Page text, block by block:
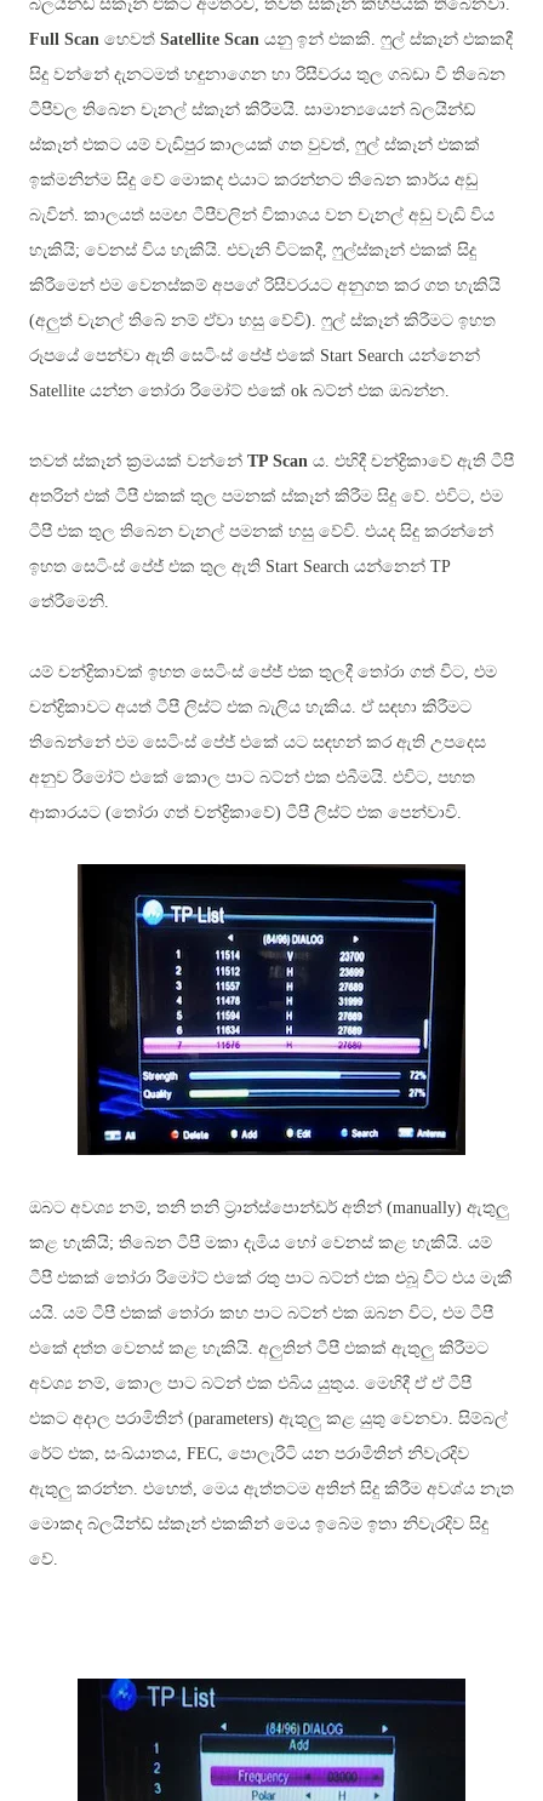
බ්ලයින්ඩ් ස්කෑන් එකට අමතරව, තවත් ස්කෑන් කිහිපයක් තිබෙනවා.
Full Scan හෙවත් Satellite Scan යනු ඉන් එකකි. ෆුල් ස්කෑන් එකකදී
සිදු වන්නේ දැනටමත් හඳුනාගෙන හා රිසීවරය තුල ගබඩා වී තිබෙන
ටීපීවල තිබෙන චැනල් ස්කෑන් කිරීමයි. සාමාන්‍යයෙන් බ්ලයින්ඩ්
ස්කෑන් එකට යම් වැඩිපුර කාලයක් ගත වුවත්, ෆුල් ස්කෑන් එකක්
ඉක්මනින්ම සිදු වේ මොකද එයාට කරන්නට තිබෙන කාර්ය අඩු
බැවින්. කාලයත් සමඟ ටීපීවලින් විකාශය වන චැනල් අඩු වැඩි විය
හැකියි; වෙනස් විය හැකියි. එවැනි විටකදී, ෆුල්ස්කෑන් එකක් සිදු
කිරීමෙන් එම වෙනස්කම් අපගේ රිසීවරයට අනුගත කර ගත හැකියි
(අලුත් චැනල් තිබේ නම් ඒවා හසු වේවි). ෆුල් ස්කෑන් කිරීමට ඉහත
රූපයේ පෙන්වා ඇති සෙටිංස් පේජ් එකේ Start Search යන්නෙන්
Satellite යන්න තෝරා රිමෝට් එකේ ok බට්න් එක ඔබන්න.
තවත් ස්කෑන් ක්‍රමයක් වන්නේ TP Scan ය. එහිදී චන්ද්‍රිකාවේ ඇති ටීපී
අතරින් එක් ටීපී එකක් තුල පමනක් ස්කෑන් කිරීම සිදු වේ. එවිට, එම
ටීපී එක තුල තිබෙන චැනල් පමනක් හසු වේවි. එයද සිදු කරන්නේ
ඉහත සෙටිංස් පේජ් එක තුල ඇති Start Search යන්නෙන් TP
තේරීමෙනි.
යම් චන්ද්‍රිකාවක් ඉහත සෙටිංස් පේජ් එක තුලදී තෝරා ගත් විට, එම
චන්ද්‍රිකාවට අයත් ටීපී ලිස්ට් එක බැලිය හැකිය. ඒ සඳහා කිරීමට
තිබෙන්නේ එම සෙටිංස් පේජ් එකේ යට සඳහන් කර ඇති උපදෙස
අනුව රිමෝට් එකේ කොල පාට බට්න් එක එබීමයි. එවිට, පහත
ආකාරයට (තෝරා ගත් චන්ද්‍රිකාවේ) ටීපී ලිස්ට් එක පෙන්වාවි.
ඔබට අවශ්‍ය නම්, තනි තනි ට්‍රාන්ස්පොන්ඩර් අතින් (manually) ඇතුලු
කළ හැකියි; තිබෙන ටීපී මකා දැමිය හෝ වෙනස් කළ හැකියි. යම්
ටීපී එකක් තෝරා රිමෝට් එකේ රතු පාට බට්න් එක එබූ විට එය මැකී
යයි. යම් ටීපී එකක් තෝරා කහ පාට බට්න් එක ඔබන විට, එම ටීපී
එකේ දත්ත වෙනස් කළ හැකියි. අලුතින් ටීපී එකක් ඇතුලු කිරීමට
අවශ්‍ය නම්, කොල පාට බට්න් එක එබිය යුතුය. මෙහිදී ඒ ඒ ටීපී
එකට අදාල පරාමිතින් (parameters) ඇතුලු කළ යුතු වෙනවා. සිම්බල්
රේට් එක, සංඛ්යාතය, FEC, පොලැරිටි යන පරාමිතින් නිවැරදිව
ඇතුලු කරන්න. එහෙත්, මෙය ඇත්තටම අතින් සිදු කිරීම අවශ්ය නැත
මොකද බ්ලයින්ඩ් ස්කෑන් එකකින් මෙය ඉබේම ඉතා නිවැරදිව සිදු
වේ.